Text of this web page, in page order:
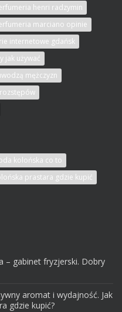
henri radzymin
marciano opinie
internetowe gdańsk
jak używać
mężczyzn
kolońska co to
prastara gdzie kupić
– gabinet fryzjerski. Dobry
aromat i wydajność. Jak
gdzie kupić?